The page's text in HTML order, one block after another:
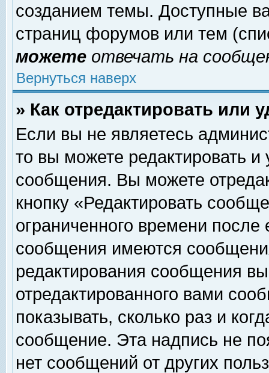
созданием темы. Доступные
страниц форумов или тем
можете отвечать на
Вернуться наверх
» Как отредактировать или
Если вы не являетесь
то вы можете редактировать и
сообщения. Вы можете
кнопку «Редактировать
ограниченного времени
сообщения имеются
редактирования сообщения
отредактированного вами
показывать, сколько раз и
сообщение. Эта надпись не
нет сообщений от других